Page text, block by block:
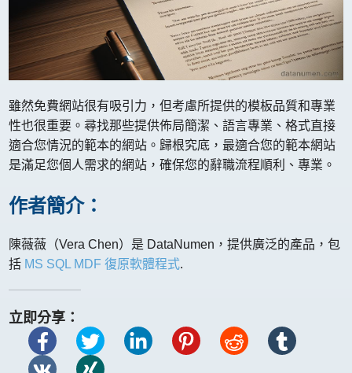
雖然免費網站很有吸引力，但考慮所提供的模板品質和專業
性也很重要。尋找那些提供佈局簡潔、語言專業、格式直接
適合您情況的範本的網站。歸根究底，最適合您的範本網站
是滿足您個人需求的網站，確保您的辭職流程順利、專業。
作者簡介：
陳薇薇（Vera Chen）是 DataNumen，提供廣泛的產品，包
括 MS SQL MDF 復原軟體程式.
立即分享：